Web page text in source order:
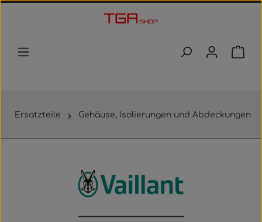
Zum Hauptinhalt springen
Ersatzteile Gehäuse, Isolierungen und Abdeckungen